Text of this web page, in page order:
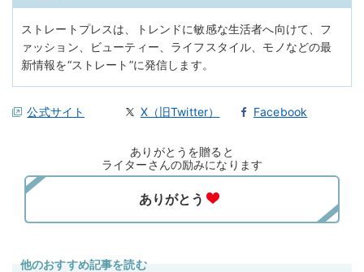
ストレートプレスは、トレンドに敏感な生活者へ向けて、フ
ァッション、ビューティー、ライフスタイル、モノなどの最
新情報を“ストレート”に発信します。
公式サイト X（旧Twitter） Facebook
ありがとうを贈ると
ライターさんの励みになります
他のおすすめ記事を読む